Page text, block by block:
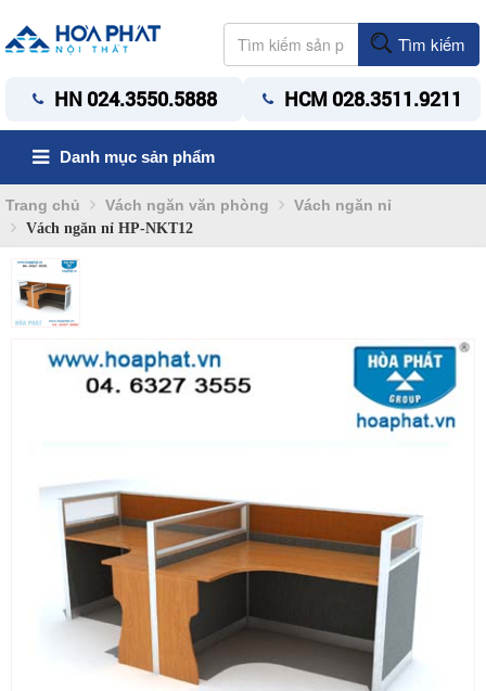
Tìm kiếm
HN 024.3550.5888 HCM 028.3511.9211
Danh mục sản phẩm
Trang chủ Vách ngăn văn phòng Vách ngăn nỉ
Vách ngăn nỉ HP-NKT12